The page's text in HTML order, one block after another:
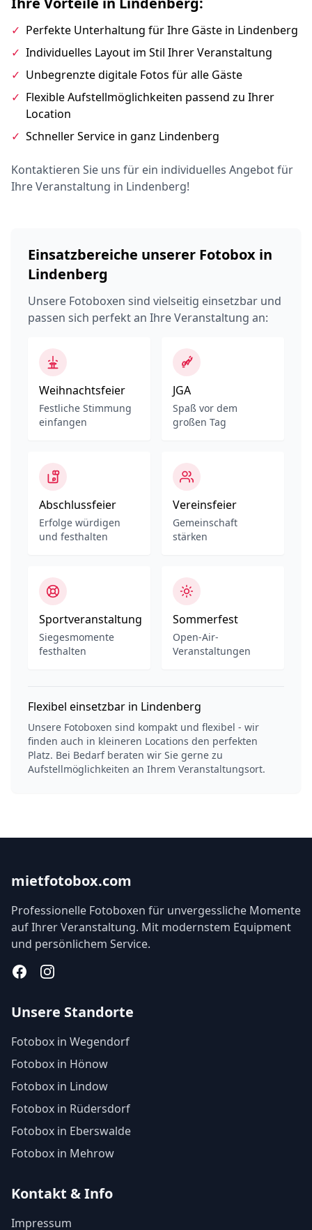
✓ Perfekte Unterhaltung für Ihre Gäste in Lindenberg
✓ Individuelles Layout im Stil Ihrer Veranstaltung
✓ Unbegrenzte digitale Fotos für alle Gäste
✓ Flexible Aufstellmöglichkeiten passend zu Ihrer
Location
✓ Schneller Service in ganz Lindenberg
Kontaktieren Sie uns für ein individuelles Angebot für
Ihre Veranstaltung in Lindenberg!
Einsatzbereiche unserer Fotobox in
Lindenberg
Unsere Fotoboxen sind vielseitig einsetzbar und
passen sich perfekt an Ihre Veranstaltung an:
Weihnachtsfeier
Festliche Stimmung
einfangen
JGA
Spaß vor dem
großen Tag
Abschlussfeier
Erfolge würdigen
und festhalten
Vereinsfeier
Gemeinschaft
stärken
Sportveranstaltung
Siegesmomente
festhalten
Sommerfest
Open-Air-
Veranstaltungen
Flexibel einsetzbar in Lindenberg
Unsere Fotoboxen sind kompakt und flexibel - wir
finden auch in kleineren Locations den perfekten
Platz. Bei Bedarf beraten wir Sie gerne zu
Aufstellmöglichkeiten an Ihrem Veranstaltungsort.
mietfotobox.com
Professionelle Fotoboxen für unvergessliche Momente
auf Ihrer Veranstaltung. Mit modernstem Equipment
und persönlichem Service.
FacebookInstagram
Unsere Standorte
Fotobox in Wegendorf
Fotobox in Hönow
Fotobox in Lindow
Fotobox in Rüdersdorf
Fotobox in Eberswalde
Fotobox in Mehrow
Kontakt & Info
Impressum